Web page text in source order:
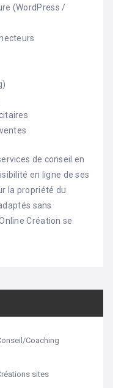
(WordPress /
de conseil en
en ligne de ses
la propriété du
sans
Création se
Coaching
sites